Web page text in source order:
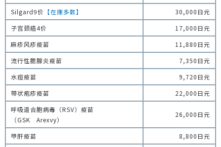
Silgard9价 【在庫多数】
30,000日元
子宫颈癌4价
17,000日元
麻疹风疹疫苗
11,880日元
流行性腮腺炎疫苗
7,350日元
水痘疫苗
9,720日元
带状疱疹疫苗
22,000日元
呼吸道合胞病毒（RSV）疫苗
（GSK Arexvy）
26,000日元
甲肝疫苗
8,800日元